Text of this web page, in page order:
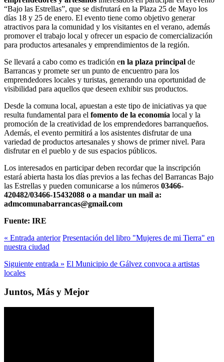
“Bajo las Estrellas”, que se disfrutará en la Plaza 25 de Mayo los
días 18 y 25 de enero. El evento tiene como objetivo generar
atractivos para la comunidad y los visitantes en el verano, además
promover el trabajo local y ofrecer un espacio de comercialización
para productos artesanales y emprendimientos de la región.
Se llevará a cabo como es tradición en la plaza principal de
Barrancas y promete ser un punto de encuentro para los
emprendedores locales y turistas, generando una oportunidad de
visibilidad para aquellos que deseen exhibir sus productos.
Desde la comuna local, apuestan a este tipo de iniciativas ya que
resulta fundamental para el fomento de la economía local y la
promoción de la creatividad de los emprendedores barranqueños.
Además, el evento permitirá a los asistentes disfrutar de una
variedad de productos artesanales y shows de primer nivel. Para
disfrutar en el pueblo y de sus espacios públicos.
Los interesados en participar deben recordar que la inscripción
estará abierta hasta los días previos a las fechas del Barrancas Bajo
las Estrellas y pueden comunicarse a los números 03466-
420482/03466-15432088 o a mandar un mail a:
admcomunabarrancas@gmail.com
Fuente: IRE
« Entrada anterior Presentación del libro "Mujeres de mi Tierra" en
nuestra ciudad
Siguiente entrada » El Municipio de Gálvez convoca a artistas
locales
Juntos, Más y Mejor